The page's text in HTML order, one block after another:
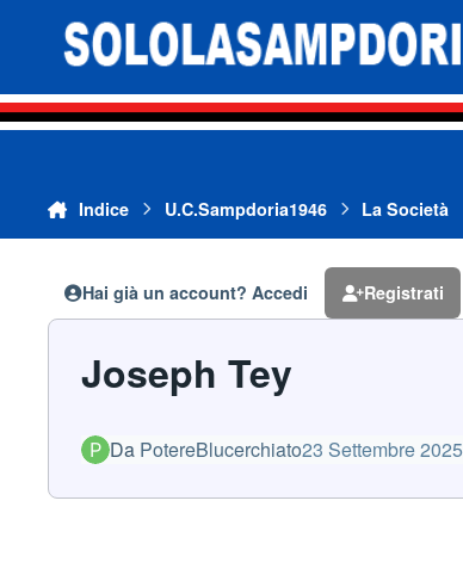
Indice U.C.Sampdoria1946 La Società
Hai già un account? Accedi Registrati
Joseph Tey
Da PotereBlucerchiato23 Settembre 2025